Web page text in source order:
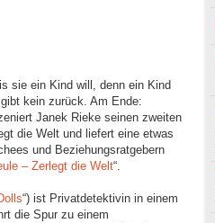
sie ein Kind will, denn ein Kind
kein zurück. Am Ende:
Janek Rieke seinen zweiten
die Welt und liefert eine etwas
und Beziehungsratgebern
– Zerlegt die Welt“.
“) ist Privatdetektivin in einem
die Spur zu einem